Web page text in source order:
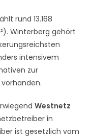
rund 13.168
Winterberg gehört
intensivem
zur
Westnetz
in
ist gesetzlich vom